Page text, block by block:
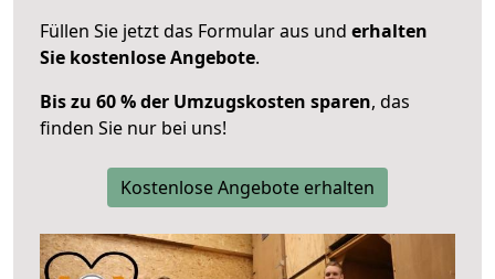
Füllen Sie jetzt das Formular aus und erhalten
Sie kostenlose Angebote.
Bis zu 60 % der Umzugskosten sparen, das
finden Sie nur bei uns!
Kostenlose Angebote erhalten